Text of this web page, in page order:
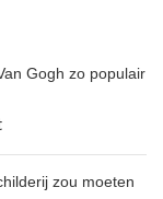
Gogh zo populair
zou moeten